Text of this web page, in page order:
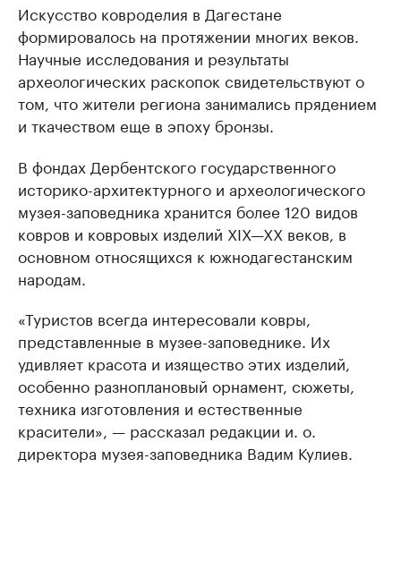
Искусство ковроделия в Дагестане
формировалось на протяжении многих веков.
Научные исследования и результаты
археологических раскопок свидетельствуют о
том, что жители региона занимались прядением
и ткачеством еще в эпоху бронзы.
В фондах Дербентского государственного
историко-архитектурного и археологического
музея-заповедника хранится более 120 видов
ковров и ковровых изделий XIX—XX веков, в
основном относящихся к южнодагестанским
народам.
«Туристов всегда интересовали ковры,
представленные в музее-заповеднике. Их
удивляет красота и изящество этих изделий,
особенно разноплановый орнамент, сюжеты,
техника изготовления и естественные
красители», — рассказал редакции и. о.
директора музея-заповедника Вадим Кулиев.